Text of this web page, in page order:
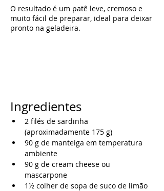
O resultado é um patê leve, cremoso e
muito fácil de preparar, ideal para deixar
pronto na geladeira.
Ingredientes
2 filés de sardinha
(aproximadamente 175 g)
90 g de manteiga em temperatura
ambiente
90 g de cream cheese ou
mascarpone
1½ colher de sopa de suco de limão